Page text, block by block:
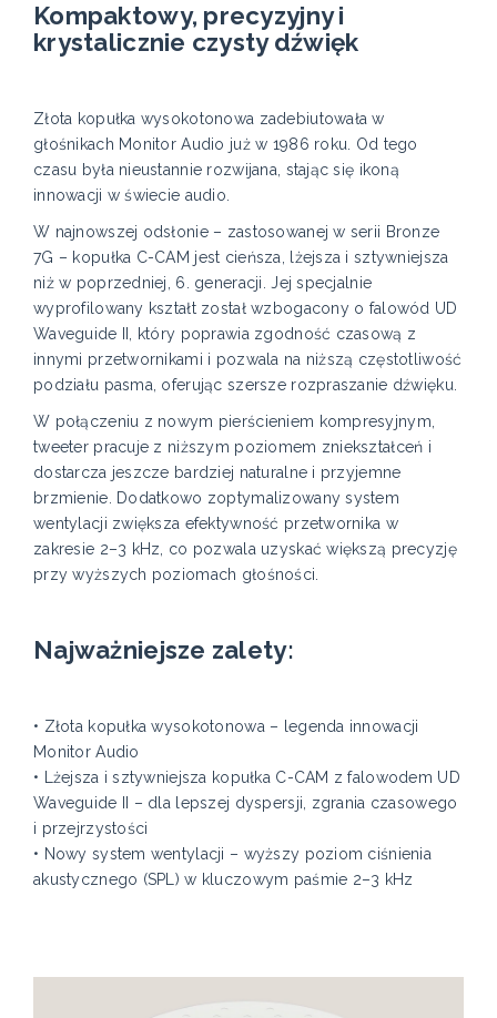
Kompaktowy, precyzyjny i
krystalicznie czysty dźwięk
Złota kopułka wysokotonowa zadebiutowała w
głośnikach Monitor Audio już w 1986 roku. Od tego
czasu była nieustannie rozwijana, stając się ikoną
innowacji w świecie audio.
W najnowszej odsłonie – zastosowanej w serii Bronze
7G – kopułka C-CAM jest cieńsza, lżejsza i sztywniejsza
niż w poprzedniej, 6. generacji. Jej specjalnie
wyprofilowany kształt został wzbogacony o falowód UD
Waveguide II, który poprawia zgodność czasową z
innymi przetwornikami i pozwala na niższą częstotliwość
podziału pasma, oferując szersze rozpraszanie dźwięku.
W połączeniu z nowym pierścieniem kompresyjnym,
tweeter pracuje z niższym poziomem zniekształceń i
dostarcza jeszcze bardziej naturalne i przyjemne
brzmienie. Dodatkowo zoptymalizowany system
wentylacji zwiększa efektywność przetwornika w
zakresie 2–3 kHz, co pozwala uzyskać większą precyzję
przy wyższych poziomach głośności.
Najważniejsze zalety:
• Złota kopułka wysokotonowa – legenda innowacji
Monitor Audio
• Lżejsza i sztywniejsza kopułka C-CAM z falowodem UD
Waveguide II – dla lepszej dyspersji, zgrania czasowego
i przejrzystości
• Nowy system wentylacji – wyższy poziom ciśnienia
akustycznego (SPL) w kluczowym paśmie 2–3 kHz